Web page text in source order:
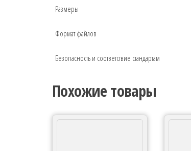
Размеры
Формат файлов
Безопасность и соответствие стандартам
Похожие товары